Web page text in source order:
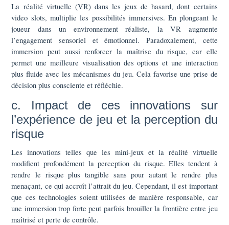
La réalité virtuelle (VR) dans les jeux de hasard, dont certains
video slots, multiplie les possibilités immersives. En plongeant le
joueur dans un environnement réaliste, la VR augmente
l’engagement sensoriel et émotionnel. Paradoxalement, cette
immersion peut aussi renforcer la maîtrise du risque, car elle
permet une meilleure visualisation des options et une interaction
plus fluide avec les mécanismes du jeu. Cela favorise une prise de
décision plus consciente et réfléchie.
c. Impact de ces innovations sur
l’expérience de jeu et la perception du
risque
Les innovations telles que les mini-jeux et la réalité virtuelle
modifient profondément la perception du risque. Elles tendent à
rendre le risque plus tangible sans pour autant le rendre plus
menaçant, ce qui accroît l’attrait du jeu. Cependant, il est important
que ces technologies soient utilisées de manière responsable, car
une immersion trop forte peut parfois brouiller la frontière entre jeu
maîtrisé et perte de contrôle.